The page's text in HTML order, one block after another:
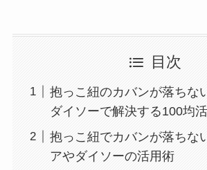
目次
抱っこ紐のカバンが落ちな
ダイソーで解決する100均
抱っこ紐でカバンが落ちな
アやダイソーの活用術